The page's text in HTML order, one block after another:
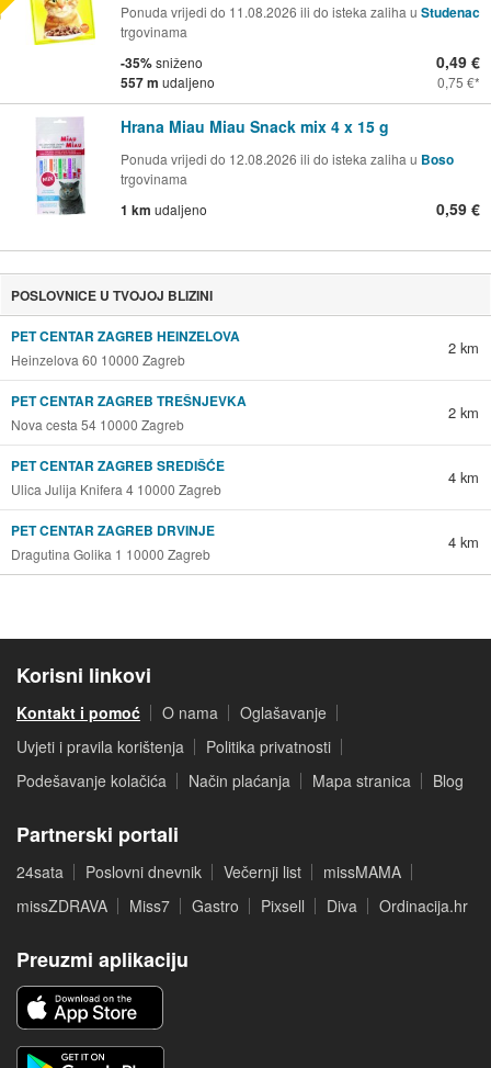
Ponuda vrijedi do 11.08.2026 ili do isteka zaliha u Studenac
trgovinama
-35%sniženo
557 m udaljeno
0,49 €
0,75 €
Hrana Miau Miau Snack mix 4 x 15 g
Ponuda vrijedi do 12.08.2026 ili do isteka zaliha u Boso
trgovinama
1 km udaljeno 0,59 €
POSLOVNICE U TVOJOJ BLIZINI
PET CENTAR ZAGREB HEINZELOVA
Heinzelova 60 10000 Zagreb
2 km
PET CENTAR ZAGREB TREŠNJEVKA
Nova cesta 54 10000 Zagreb
2 km
PET CENTAR ZAGREB SREDIŠĆE
Ulica Julija Knifera 4 10000 Zagreb
4 km
PET CENTAR ZAGREB DRVINJE
Dragutina Golika 1 10000 Zagreb
4 km
Korisni linkovi
Kontakt i pomoć O nama
Oglašavanje
Uvjeti i pravila korištenja
Politika privatnosti
Podešavanje kolačića
Način plaćanja Mapa stranica Blog
Partnerski portali
24sata Poslovni dnevnik Večernji list
missMAMA
missZDRAVA
Miss7 Gastro Pixsell Diva Ordinacija.hr
Preuzmi aplikaciju